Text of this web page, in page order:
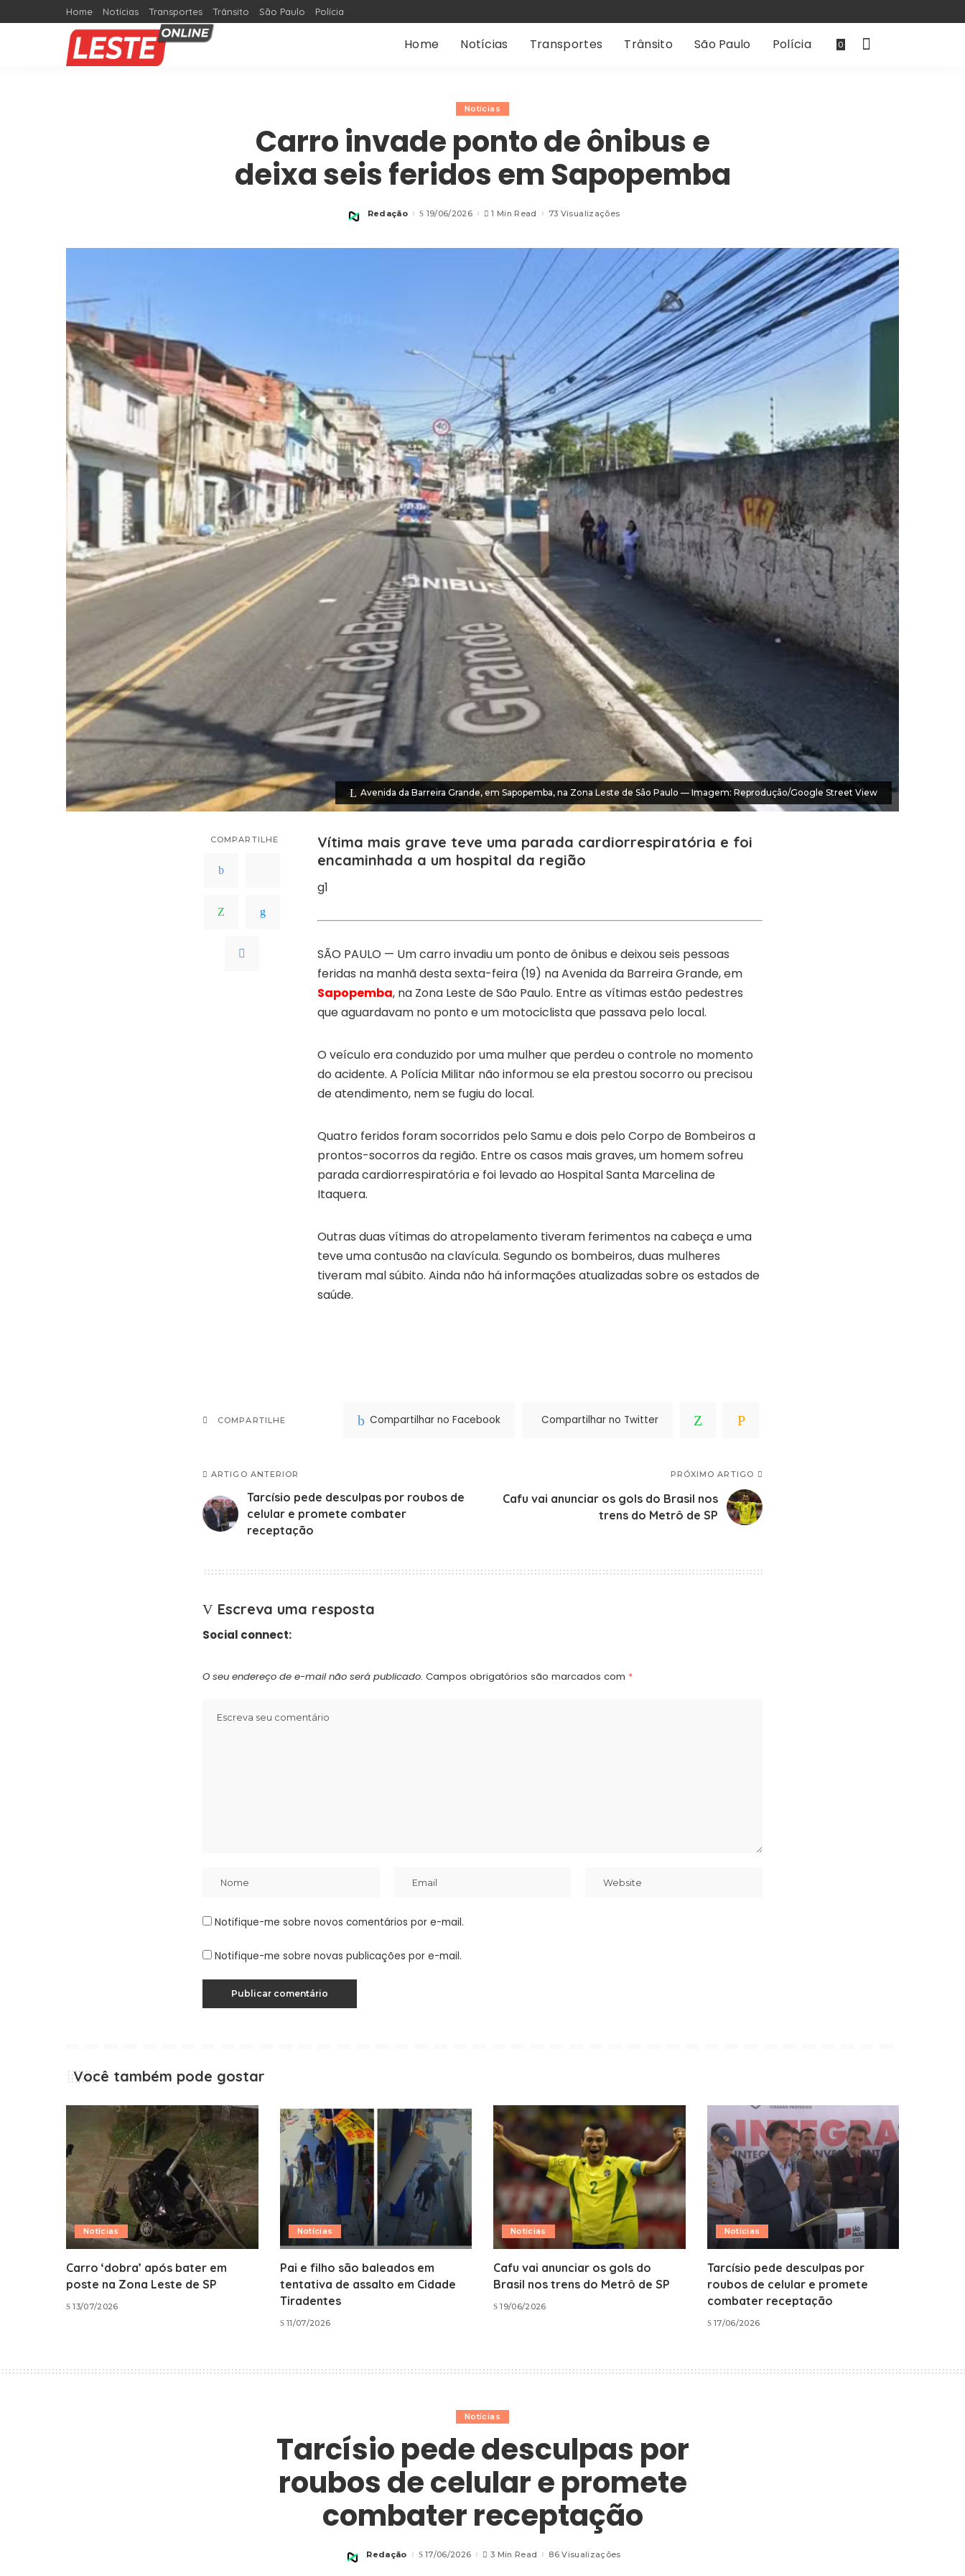
Home Notícias Transportes Trânsito São Paulo Polícia
Home Notícias Transportes Trânsito São Paulo Polícia 0
Notícias
Carro invade ponto de ônibus e
deixa seis feridos em Sapopemba
Posted
Redação 19/06/2026 1 Min Read 73 Visualizações
Avenida da Barreira Grande, em Sapopemba, na Zona Leste de São Paulo — Imagem: Reprodução/Google Street View
COMPARTILHE
Vítima mais grave teve uma parada cardiorrespiratória e foi
encaminhada a um hospital da região
g1
SÃO PAULO — Um carro invadiu um ponto de ônibus e deixou seis pessoas
feridas na manhã desta sexta-feira (19) na Avenida da Barreira Grande, em
Sapopemba, na Zona Leste de São Paulo. Entre as vítimas estão pedestres
que aguardavam no ponto e um motociclista que passava pelo local.
O veículo era conduzido por uma mulher que perdeu o controle no momento
do acidente. A Polícia Militar não informou se ela prestou socorro ou precisou
de atendimento, nem se fugiu do local.
Quatro feridos foram socorridos pelo Samu e dois pelo Corpo de Bombeiros a
prontos-socorros da região. Entre os casos mais graves, um homem sofreu
parada cardiorrespiratória e foi levado ao Hospital Santa Marcelina de
Itaquera.
Outras duas vítimas do atropelamento tiveram ferimentos na cabeça e uma
teve uma contusão na clavícula. Segundo os bombeiros, duas mulheres
tiveram mal súbito. Ainda não há informações atualizadas sobre os estados de
saúde.
COMPARTILHE Compartilhar no Facebook Compartilhar no Twitter
ARTIGO ANTERIOR
Tarcísio pede desculpas por roubos de
celular e promete combater
receptação
PRÓXIMO ARTIGO
Cafu vai anunciar os gols do Brasil nos
trens do Metrô de SP
Escreva uma resposta
Social connect:
O seu endereço de e-mail não será publicado. Campos obrigatórios são marcados com *
Notifique-me sobre novos comentários por e-mail.
Notifique-me sobre novas publicações por e-mail.
Você também pode gostar
Notícias
Carro ‘dobra’ após bater em
poste na Zona Leste de SP
13/07/2026
Notícias
Pai e filho são baleados em
tentativa de assalto em Cidade
Tiradentes
11/07/2026
Notícias
Cafu vai anunciar os gols do
Brasil nos trens do Metrô de SP
19/06/2026
Notícias
Tarcísio pede desculpas por
roubos de celular e promete
combater receptação
17/06/2026
Notícias
Tarcísio pede desculpas por
roubos de celular e promete
combater receptação
Posted
Redação 17/06/2026 3 Min Read 86 Visualizações